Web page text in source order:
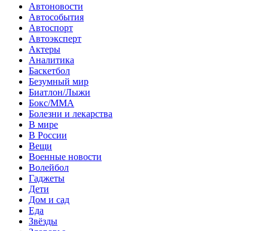
Автоновости
Автособытия
Автоспорт
Автоэксперт
Актеры
Аналитика
Баскетбол
Безумный мир
Биатлон/Лыжи
Бокс/MMA
Болезни и лекарства
В мире
В России
Вещи
Военные новости
Волейбол
Гаджеты
Дети
Дом и сад
Еда
Звёзды